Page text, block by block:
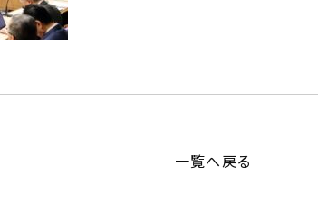
一覧へ戻る